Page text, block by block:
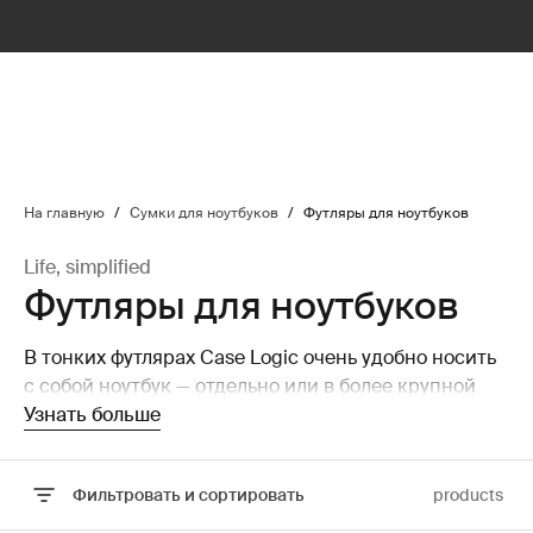
На главную / Сумки для ноутбуков / Футляры для ноутбуков
Life, simplified
Футляры для ноутбуков
В тонких футлярах Case Logic очень удобно носить
с собой ноутбук — отдельно или в более крупной
сумке: много места он не займет.
Узнать больше
Фильтровать и сортировать products